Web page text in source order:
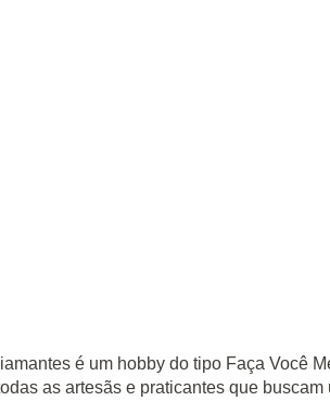
é um hobby do tipo Faça Você
as artesãs e praticantes que